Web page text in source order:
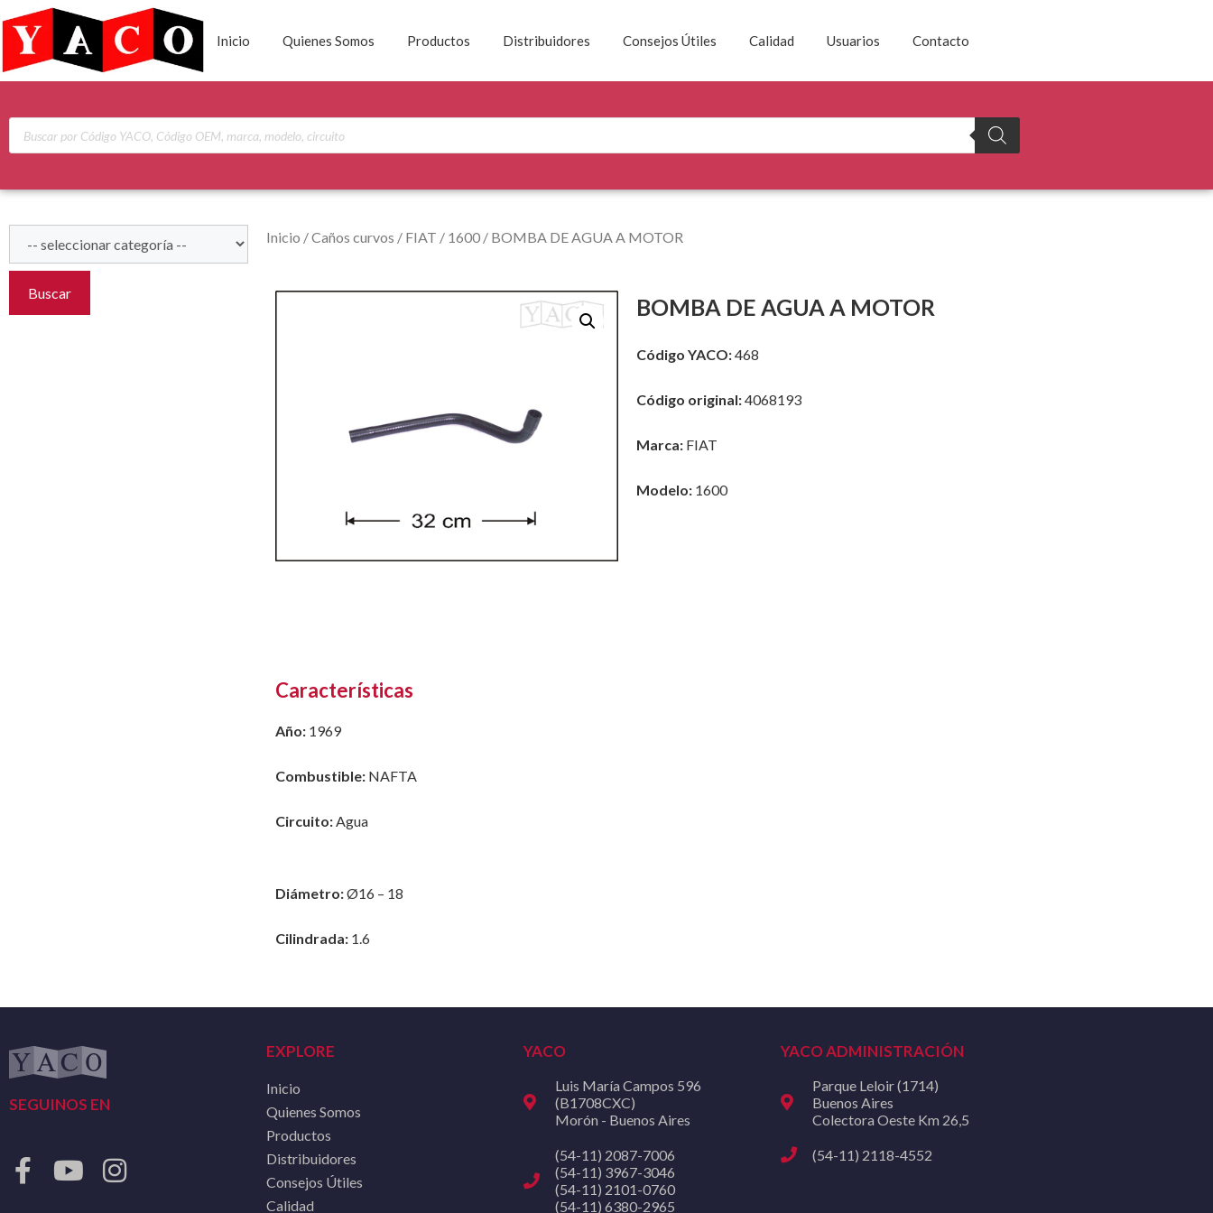
Inicio Quienes Somos Productos Distribuidores Consejos Útiles Calidad Usuarios Contacto
Buscar
Inicio /Caños curvos / FIAT / 1600 / BOMBA DE AGUA A MOTOR
BOMBA DE AGUA A MOTOR
Código YACO:468
Código original:4068193
Marca:FIAT
Modelo:1600
Características
Año: 1969
Combustible: NAFTA
Circuito:Agua
Diámetro:Ø16 – 18
Cilindrada: 1.6
SEGUINOS EN
EXPLORE
Inicio
Quienes Somos
Productos
Distribuidores
Consejos Útiles
Calidad
YACO
Luis María Campos 596
(B1708CXC)
Morón - Buenos Aires
(54-11) 2087-7006
(54-11) 3967-3046
(54-11) 2101-0760
(54-11) 6380-2965
YACO ADMINISTRACIÓN
Parque Leloir (1714)
Buenos Aires
Colectora Oeste Km 26,5
(54-11) 2118-4552